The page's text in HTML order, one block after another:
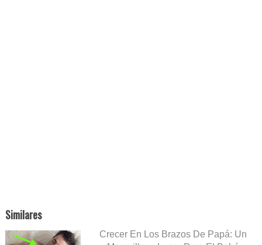
Similares
Crecer En Los Brazos De Papá: Un